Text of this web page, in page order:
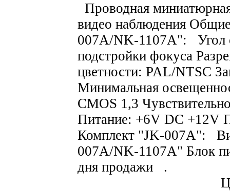
Проводная
видео наблюдения
007A/NK-1107A": Угол
подстройки фокуса
цветности: PAL/NTSC
Минимальная
CMOS 1,3
Питание: +6V DC
Комплект "JK-007A":
007A/NK-1107A" Блок
дня продажи .